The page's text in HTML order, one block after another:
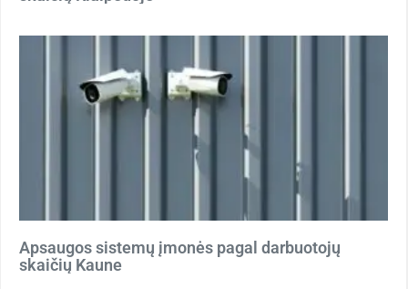
Apsaugos sistemų įmonės pagal darbuotojų
skaičių Kaune